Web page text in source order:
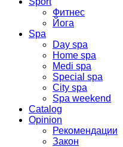
Фитнес
Йога
Spa
Day spa
Home spa
Medi spa
Special spa
City spa
Spa weekend
Catalog
Opinion
Рекомендации
Закон